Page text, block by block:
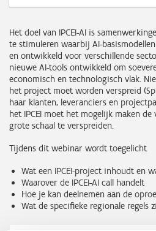
Het doel van IPCEI-AI is
te stimuleren waarbij AI-
en ontwikkeld voor verschillende
nieuwe AI-tools ontwikkeld om
economisch en technologisch vlak.
het project moet worden verspreid
haar klanten, leveranciers en
het IPCEI moet het mogelijk maken
grote schaal te verspreiden.
Tijdens dit webinar wordt toegelicht
Wat een IPCEI-project inhoudt en
Waarover de IPCEI-AI call handelt
Hoe je kan deelnemen aan de
Wat de specifieke regionale regels